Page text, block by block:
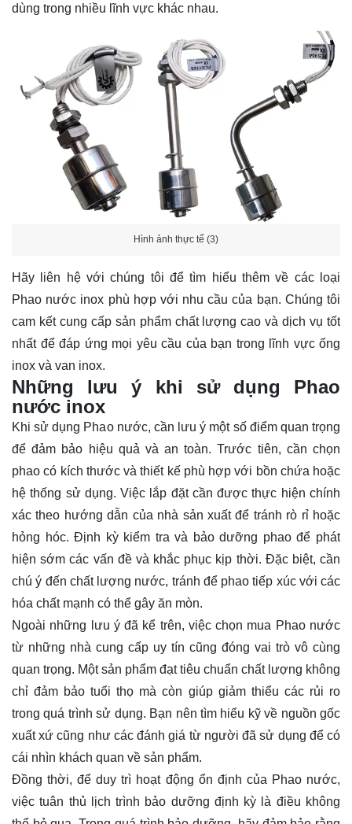
dùng trong nhiều lĩnh vực khác nhau.
Hình ảnh thực tế (3)
Hãy liên hệvới chúng tôi để tìm hiểu thêm về các loại
Phao nước inox phù hợp với nhu cầu của bạn. Chúng tôi
cam kết cung cấp sản phẩm chất lượng cao và dịch vụ tốt
nhất để đáp ứng mọi yêu cầu của bạn trong lĩnh vực ống
inox và van inox.
Những lưu ý khi sử dụng Phao
nước inox
Khi sử dụng Phao nước, cần lưu ý một số điểm quan trọng
để đảm bảo hiệu quả và an toàn. Trước tiên, cần chọn
phao có kích thước và thiết kế phù hợp với bồn chứa hoặc
hệ thống sử dụng. Việc lắp đặt cần được thực hiện chính
xác theo hướng dẫn của nhà sản xuất để tránh rò rỉ hoặc
hỏng hóc. Định kỳ kiểm tra và bảo dưỡng phao để phát
hiện sớm các vấn đề và khắc phục kịp thời. Đặc biệt, cần
chú ý đến chất lượng nước, tránh để phao tiếp xúc với các
hóa chất mạnh có thể gây ăn mòn.
Ngoài những lưu ý đã kể trên, việc chọn mua Phao nước
từ những nhà cung cấp uy tín cũng đóng vai trò vô cùng
quan trọng. Một sản phẩm đạt tiêu chuẩn chất lượng không
chỉ đảm bảo tuổi thọ mà còn giúp giảm thiểu các rủi ro
trong quá trình sử dụng. Bạn nên tìm hiểu kỹ về nguồn gốc
xuất xứ cũng như các đánh giá từ người đã sử dụng để có
cái nhìn khách quan về sản phẩm.
Đồng thời, để duy trì hoạt động ổn định của Phao nước,
việc tuân thủ lịch trình bảo dưỡng định kỳ là điều không